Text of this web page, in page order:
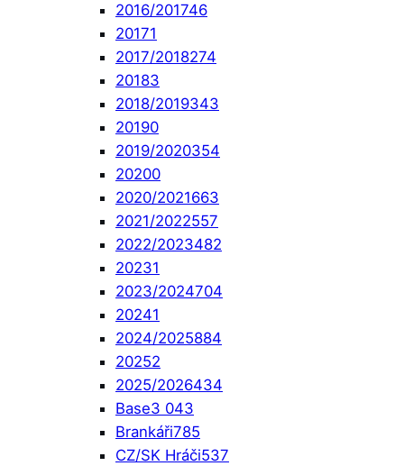
2016/201746
20171
2017/2018274
20183
2018/2019343
20190
2019/2020354
20200
2020/2021663
2021/2022557
2022/2023482
20231
2023/2024704
20241
2024/2025884
20252
2025/2026434
Base3 043
Brankáři785
CZ/SK Hráči537